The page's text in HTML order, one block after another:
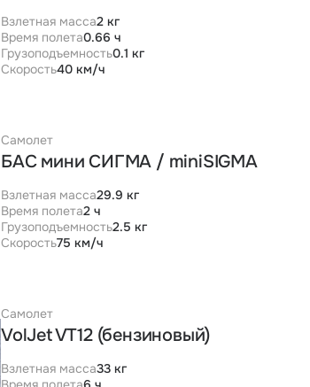
Взлетная масса2 кг
Время полета0.66 ч
Грузоподъемность0.1 кг
Скорость40 км/ч
Самолет
БАС мини СИГМА / miniSIGMA
Взлетная масса29.9 кг
Время полета2 ч
Грузоподъемность2.5 кг
Скорость75 км/ч
Самолет
VolJet VT12 (бензиновый)
Взлетная масса33 кг